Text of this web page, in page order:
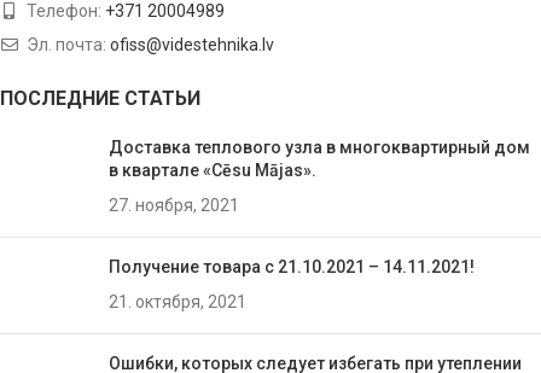
Телефон: +371 20004989
Эл. почта: ofiss@videstehnika.lv
ПОСЛЕДНИЕ СТАТЬИ
Доставка теплового узла в многоквартирный дом
в квартале «Cēsu Mājas».
27. ноября, 2021
Получение товара с 21.10.2021 – 14.11.2021!
21. октября, 2021
Ошибки, которых следует избегать при утеплении